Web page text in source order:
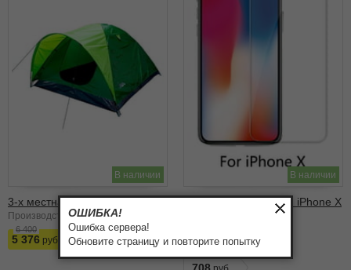
В наличии
3-х местная палатка Colite
Производство Россия
6 400
5 376
В наличии
Защитное стекло для iPhone X
Размеры:Стекло
ОШИБКА!
Ошибка сервера!
Обновите страницу и повторите попытку